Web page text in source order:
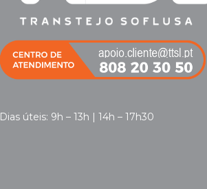
Dias úteis: 9h – 13h | 14h – 17h30